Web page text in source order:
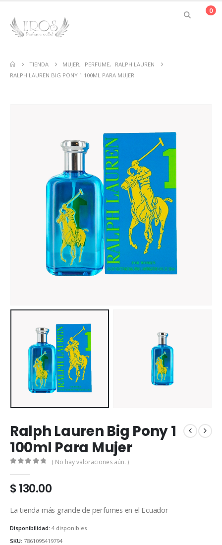
0
TIENDA MUJER, PERFUME,
RALPH LAUREN
RALPH LAUREN BIG PONY 1 100ML PARA MUJER
Ralph Lauren Big Pony 1
100ml Para Mujer
( No hay valoraciones aún. )
$130.00
La tienda más grande de perfumes en el Ecuador
Disponibilidad: 4 disponibles
SKU: 7861095419794